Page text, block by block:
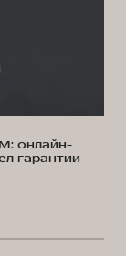
онлайн-
гарантии